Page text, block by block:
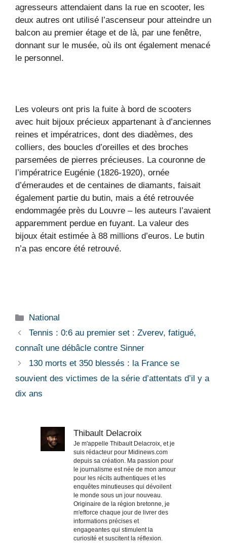
agresseurs attendaient dans la rue en scooter, les
deux autres ont utilisé l’ascenseur pour atteindre un
balcon au premier étage et de là, par une fenêtre,
donnant sur le musée, où ils ont également menacé
le personnel.
Les voleurs ont pris la fuite à bord de scooters
avec huit bijoux précieux appartenant à d’anciennes
reines et impératrices, dont des diadèmes, des
colliers, des boucles d’oreilles et des broches
parsemées de pierres précieuses. La couronne de
l’impératrice Eugénie (1826-1920), ornée
d’émeraudes et de centaines de diamants, faisait
également partie du butin, mais a été retrouvée
endommagée près du Louvre – les auteurs l’avaient
apparemment perdue en fuyant. La valeur des
bijoux était estimée à 88 millions d’euros. Le butin
n’a pas encore été retrouvé.
Catégories
National
Tennis : 0:6 au premier set : Zverev, fatigué,
connaît une débâcle contre Sinner
130 morts et 350 blessés : la France se
souvient des victimes de la série d’attentats d’il y a
dix ans
Thibault Delacroix
Je m'appelle Thibault Delacroix, et je
suis rédacteur pour Midinews.com
depuis sa création. Ma passion pour
le journalisme est née de mon amour
pour les récits authentiques et les
enquêtes minutieuses qui dévoilent
le monde sous un jour nouveau.
Originaire de la région bretonne, je
m'efforce chaque jour de livrer des
informations précises et
engageantes qui stimulent la
curiosité et suscitent la réflexion.